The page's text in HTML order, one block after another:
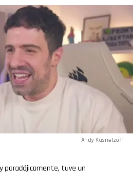
Andy Kusnetzoff
y paradójicamente, tuve un